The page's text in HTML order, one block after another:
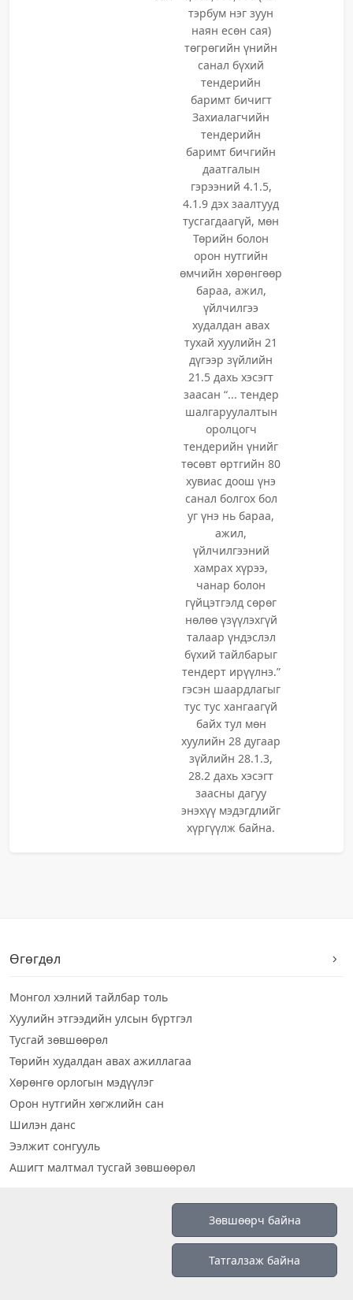
тэрбум нэг зуун
наян есөн сая)
төгрөгийн үнийн
санал бүхий
тендерийн
баримт бичигт
Захиалагчийн
тендерийн
баримт бичгийн
даатгалын
гэрээний 4.1.5,
4.1.9 дэх заалтууд
тусгагдаагүй, мөн
Төрийн болон
орон нутгийн
өмчийн хөрөнгөөр
бараа, ажил,
үйлчилгээ
худалдан авах
тухай хуулийн 21
дүгээр зүйлийн
21.5 дахь хэсэгт
заасан “... тендер
шалгаруулалтын
оролцогч
тендерийн үнийг
төсөвт өртгийн 80
хувиас доош үнэ
санал болгох бол
уг үнэ нь бараа,
ажил,
үйлчилгээний
хамрах хүрээ,
чанар болон
гүйцэтгэлд сөрөг
нөлөө үзүүлэхгүй
талаар үндэслэл
бүхий тайлбарыг
тендерт ирүүлнэ.”
гэсэн шаардлагыг
тус тус хангаагүй
байх тул мөн
хуулийн 28 дугаар
зүйлийн 28.1.3,
28.2 дахь хэсэгт
заасны дагуу
энэхүү мэдэгдлийг
хүргүүлж байна.
Өгөгдөл
Монгол хэлний тайлбар толь
Хуулийн этгээдийн улсын бүртгэл
Тусгай зөвшөөрөл
Төрийн худалдан авах ажиллагаа
Хөрөнгө орлогын мэдүүлэг
Орон нутгийн хөгжлийн сан
Шилэн данс
Ээлжит сонгууль
Ашигт малтмал тусгай зөвшөөрөл
Зөвшөөрч байна
Татгалзаж байна